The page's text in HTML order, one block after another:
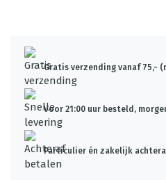
Gratis verzending vanaf 75,-
Voor 21:00 uur besteld,
Particulier én zakelijk